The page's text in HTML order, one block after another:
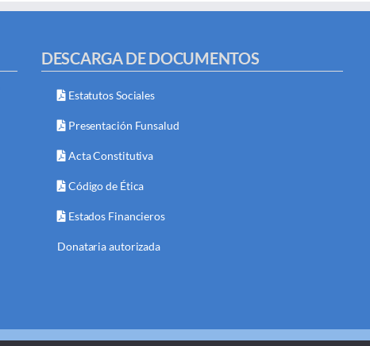
DESCARGA DE DOCUMENTOS
Estatutos Sociales
Presentación Funsalud
Acta Constitutiva
Código de Ética
Estados Financieros
Donataria autorizada